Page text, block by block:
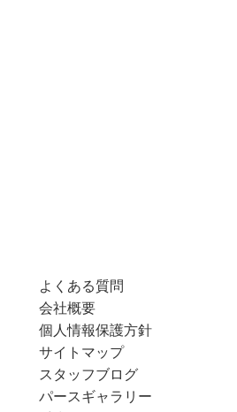
よくある質問
会社概要
個人情報保護方針
サイトマップ
スタッフブログ
パースギャラリー